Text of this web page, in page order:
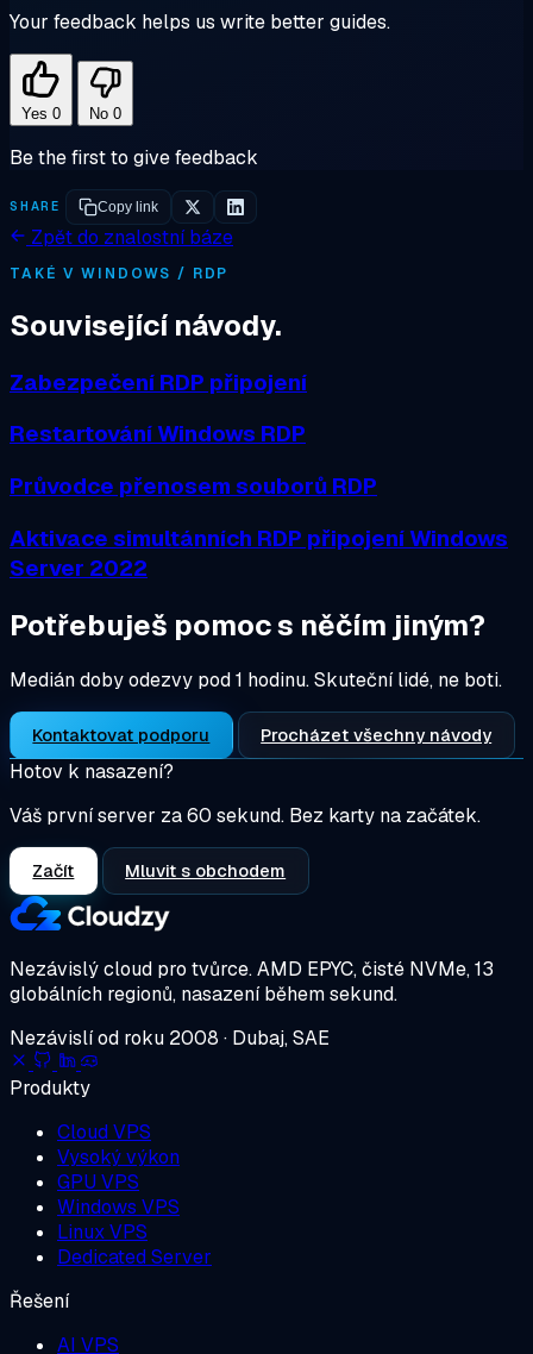
Your feedback helps us write better guides.
Yes 0 No 0
Be the first to give feedback
SHARE Copy link
Zpět do znalostní báze
TAKÉ V WINDOWS / RDP
Související návody.
Zabezpečení RDP připojení
Restartování Windows RDP
Průvodce přenosem souborů RDP
Aktivace simultánních RDP připojení Windows
Server 2022
Potřebuješ pomoc s něčím jiným?
Medián doby odezvy pod 1 hodinu. Skuteční lidé, ne boti.
Kontaktovat podporu Procházet všechny návody
Hotov k nasazení?
Váš první server za 60 sekund. Bez karty na začátek.
Začít Mluvit s obchodem
Nezávislý cloud pro tvůrce.AMD EPYC, čisté NVMe, 13
globálních regionů, nasazení během sekund.
Nezávislí od roku 2008 · Dubaj, SAE
Produkty
Cloud VPS
Vysoký výkon
GPU VPS
Windows VPS
Linux VPS
Dedicated Server
Řešení
AI VPS